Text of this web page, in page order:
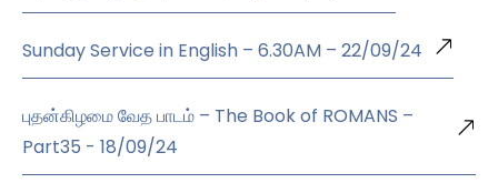
Sunday Service in English – 6.30AM – 22/09/24
புதன்கிழமை வேத பாடம் – The Book of ROMANS –
Part35 - 18/09/24